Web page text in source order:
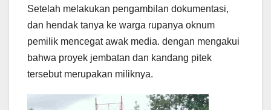
Setelah melakukan pengambilan dokumentasi,
dan hendak tanya ke warga rupanya oknum
pemilik mencegat awak media. dengan mengakui
bahwa proyek jembatan dan kandang pitek
tersebut merupakan miliknya.